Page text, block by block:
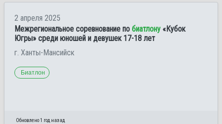
2 апреля 2025
Межрегиональное соревнование по биатлону «Кубок
Югры» среди юношей и девушек 17-18 лет
г. Ханты-Мансийск
Биатлон
Обновлено 1 год назад